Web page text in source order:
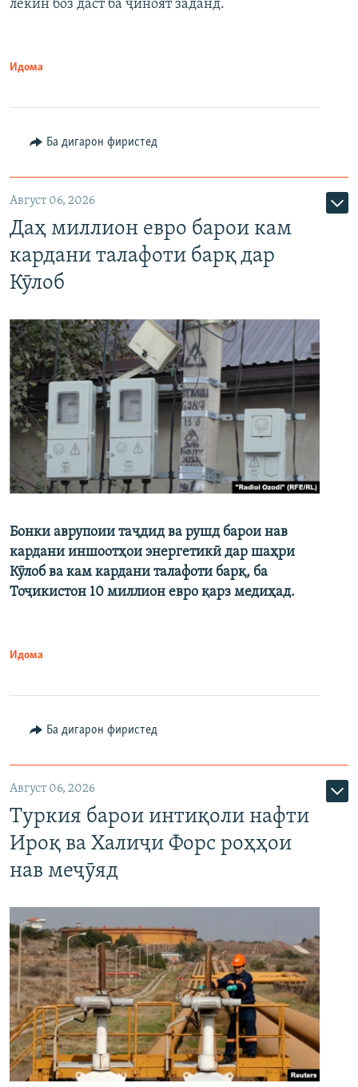
лекин боз даст ба ҷиноят заданд.
Идома
Ба дигарон фиристед
Август 06, 2026
Даҳ миллион евро барои кам
кардани талафоти барқ дар
Кӯлоб
Бонки аврупоии таҷдид ва рушд барои нав
кардани иншоотҳои энергетикӣ дар шаҳри
Кӯлоб ва кам кардани талафоти барқ, ба
Тоҷикистон 10 миллион евро қарз медиҳад.
Идома
Ба дигарон фиристед
Август 06, 2026
Туркия барои интиқоли нафти
Ироқ ва Халиҷи Форс роҳҳои
нав меҷӯяд